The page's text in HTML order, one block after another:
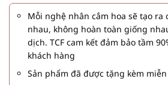
Mỗi nghệ nhân cắm hoa sẽ tạo ra
nhau, không hoàn toàn giống
dịch. TCF cam kết đảm bảo tầm
khách hàng
Sản phẩm đã được tặng kèm